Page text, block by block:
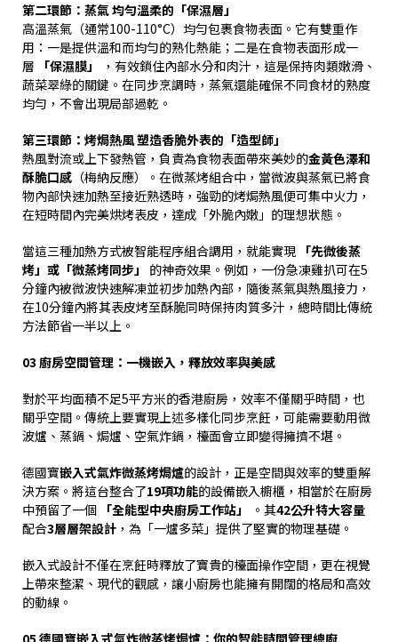
第二環節：蒸氣均勻溫柔的「保濕層」
高溫蒸氣（通常100-110°C）均勻包裹食物表面。它有雙重作
用：一是提供溫和而均勻的熟化熱能；二是在食物表面形成一
層
「保濕膜」
，有效鎖住內部水分和肉汁，這是保持肉類嫩滑、
蔬菜翠綠的關鍵。在同步烹調時，蒸氣還能確保不同食材的熟度
均勻，不會出現局部過乾。
第三環節：烤焗熱風塑造香脆外表的「造型師」
熱風對流或上下發熱管，負責為食物表面帶來美妙的金黃色澤和
酥脆口感 （梅納反應）。在微蒸烤組合中，當微波與蒸氣已將食
物內部快速加熱至接近熟透時，強勁的烤焗熱風便可集中火力，
在短時間內完美烘烤表皮，達成「外脆內嫩」的理想狀態。
當這三種加熱方式被智能程序組合調用，就能實現 「先微後蒸
烤」或「微蒸烤同步」
的神奇效果。例如，一份急凍雞扒可在5
分鐘內被微波快速解凍並初步加熱內部，隨後蒸氣與熱風接力，
在10分鐘內將其表皮烤至酥脆同時保持肉質多汁，總時間比傳統
方法節省一半以上。
03 廚房空間管理：一機嵌入，釋放效率與美感
對於平均面積不足5平方米的香港廚房，效率不僅關乎時間，也
關乎空間。傳統上要實現上述多樣化同步烹飪，可能需要動用微
波爐、蒸鍋、焗爐、空氣炸鍋，檯面會立即變得擁擠不堪。
德國寶嵌入式氣炸微蒸烤焗爐的設計，正是空間與效率的雙重解
決方案。將這台整合了19項功能的設備嵌入櫥櫃，相當於在廚房
中預留了一個 「全能型中央廚房工作站」 。其42公升特大容量
配合3層層架設計 ，為「一爐多菜」提供了堅實的物理基礎。
嵌入式設計不僅在烹飪時釋放了寶貴的檯面操作空間，更在視覺
上帶來整潔、現代的觀感，讓小廚房也能擁有開闊的格局和高效
的動線。